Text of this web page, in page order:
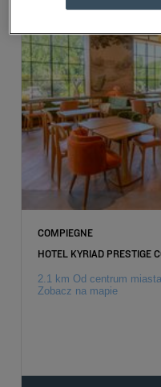
COMPIEGNE
HOTEL KYRIAD PRESTIGE
2.1 km Od centrum miasta
Zobacz na mapie